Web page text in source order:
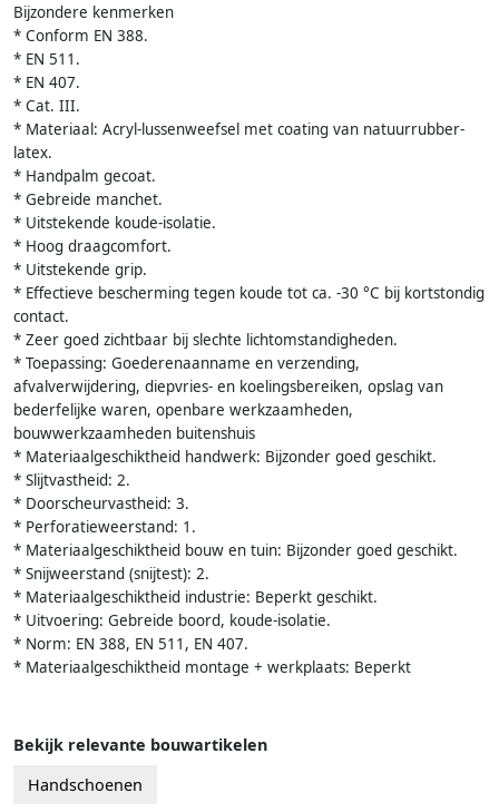
Bijzondere kenmerken
* Conform EN 388.
* EN 511.
* EN 407.
* Cat. III.
* Materiaal: Acryl-lussenweefsel met coating van natuurrubber-
latex.
* Handpalm gecoat.
* Gebreide manchet.
* Uitstekende koude-isolatie.
* Hoog draagcomfort.
* Uitstekende grip.
* Effectieve bescherming tegen koude tot ca. -30 °C bij kortstondig
contact.
* Zeer goed zichtbaar bij slechte lichtomstandigheden.
* Toepassing: Goederenaanname en verzending,
afvalverwijdering, diepvries- en koelingsbereiken, opslag van
bederfelijke waren, openbare werkzaamheden,
bouwwerkzaamheden buitenshuis
* Materiaalgeschiktheid handwerk: Bijzonder goed geschikt.
* Slijtvastheid: 2.
* Doorscheurvastheid: 3.
* Perforatieweerstand: 1.
* Materiaalgeschiktheid bouw en tuin: Bijzonder goed geschikt.
* Snijweerstand (snijtest): 2.
* Materiaalgeschiktheid industrie: Beperkt geschikt.
* Uitvoering: Gebreide boord, koude-isolatie.
* Norm: EN 388, EN 511, EN 407.
* Materiaalgeschiktheid montage + werkplaats: Beperkt
Bekijk relevante bouwartikelen
Handschoenen